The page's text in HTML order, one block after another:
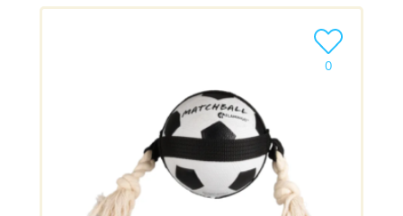
0
Ajouter le
clients ont